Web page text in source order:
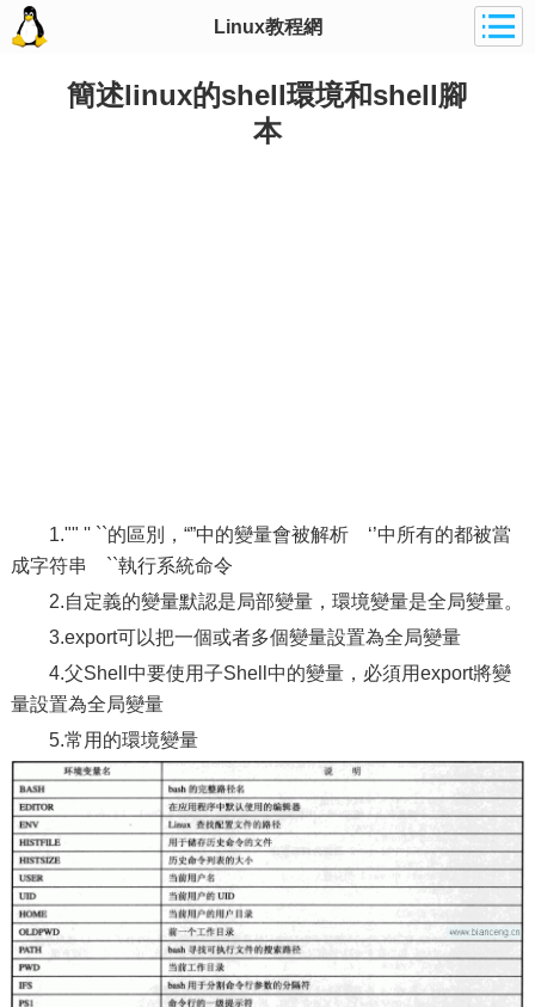
Linux教程網
簡述linux的shell環境和shell腳
本
1."" '' ``的區別，“”中的變量會被解析 ‘’中所有的都被當
成字符串 ``執行系統命令
2.自定義的變量默認是局部變量，環境變量是全局變量。
3.export可以把一個或者多個變量設置為全局變量
4.父Shell中要使用子Shell中的變量，必須用export將變
量設置為全局變量
5.常用的環境變量